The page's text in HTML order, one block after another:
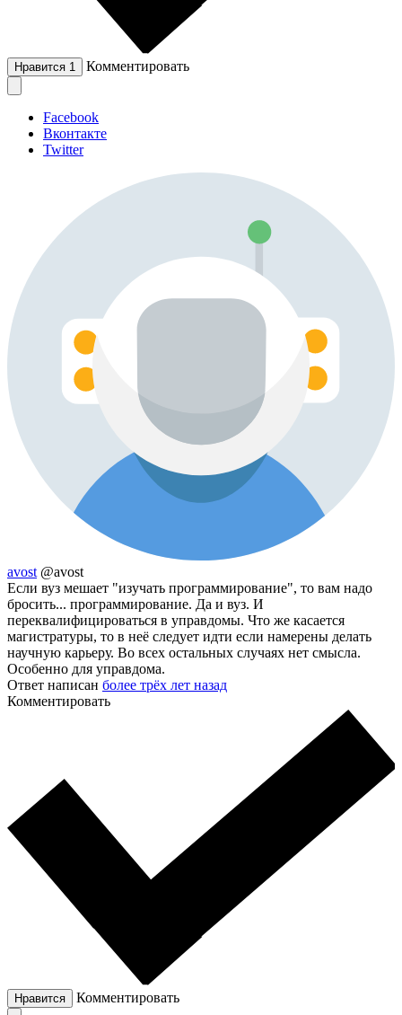
Нравится 1 Комментировать
Facebook
Вконтакте
Twitter
avost @avost
Если вуз мешает "изучать программирование", то вам надо
бросить... программирование. Да и вуз. И
переквалифицироваться в управдомы. Что же касается
магистратуры, то в неё следует идти если намерены делать
научную карьеру. Во всех остальных случаях нет смысла.
Особенно для управдома.
Ответ написан более трёх лет назад
Комментировать
Нравится Комментировать